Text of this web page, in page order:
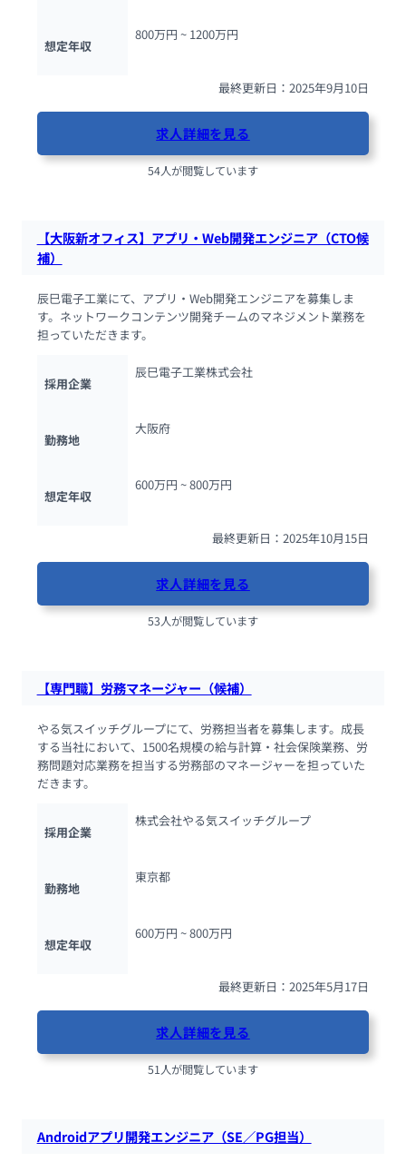
想定年収
800万円 ~ 1200万円
最終更新日：2025年9月10日
求人詳細を見る
54人が閲覧しています
【大阪新オフィス】アプリ・Web開発エンジニア（CTO候
補）
辰巳電子工業にて、アプリ・Web開発エンジニアを募集しま
す。ネットワークコンテンツ開発チームのマネジメント業務を
担っていただきます。
採用企業
辰巳電子工業株式会社
勤務地
大阪府
想定年収
600万円 ~ 800万円
最終更新日：2025年10月15日
求人詳細を見る
53人が閲覧しています
【専門職】労務マネージャー（候補）
やる気スイッチグループにて、労務担当者を募集します。成長
する当社において、1500名規模の給与計算・社会保険業務、労
務問題対応業務を担当する労務部のマネージャーを担っていた
だきます。
採用企業
株式会社やる気スイッチグループ
勤務地
東京都
想定年収
600万円 ~ 800万円
最終更新日：2025年5月17日
求人詳細を見る
51人が閲覧しています
Androidアプリ開発エンジニア（SE／PG担当）